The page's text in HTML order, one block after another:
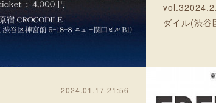
ダイル(渋
2024.01.17 21:56